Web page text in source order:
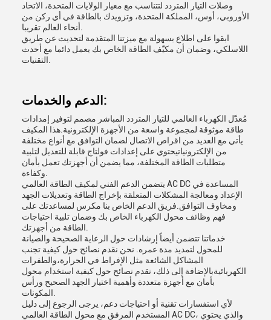
وصلات التيار المتردد لتتناسب مع معيار الولايات المتحدة، الاتحاد
الأوروبي، أوس، المملكة المتحدة، وتزويدك بالطاقة في أي ركن من
ابقوا على اطلاع بسهولة مع ميزتنا المتقدمة لتحديث عن طريق
اللاسلكي، وضمان أن مكيّف الطاقة الخاص بك يعمل دائما مع أحدث
الدعم والخدمات:
مُعدّل الكهرباء العالمي للتيار المتردد المباشر مصمم لتوفير إمدادات
طاقة موثوقة لمجموعة واسعة من الأجهزة الإلكترونية.هذا المكيف
يأتي مع العديد من اقراص الاتصال لضمان التوافق مع أنواع مختلفة
من الإلكترونياتيحتوي على إعدادات فولتاج قابلة للتعديل لتلبية
متطلبات الطاقة المختلفة، مما يضمن أن أجهزتك تعمل بأمان
يتضمن الدعم الفني لمكيف الطاقة العالمي AC DC المساعدة في
الإعداد ومعالجة المشكلات المتعلقة بإخراج الطاقة وتعديلات الجهد
ومخاوف التوافق.فريق الدعم الخاص بنا مكرس لمساعدتك على
فهم وظائف محول الكهرباء الخاص بك وضمان تلبية احتياجات
خدماتنا تتضمن أيضاً إرشادات حول الرعاية الصحيحة والصيانة
للمحول لتمديد مدة عمره. نحن نقدم نصائح حول كيفية تجنب
المشاكل الشائعة مثل الإفراط في الحرارة،والطفرات
الكهربائيةبالإضافة إلى ذلك، نقدم نصائح حول كيفية استخدام محول
بأمان مع أجهزة متعددة وأهمية اختيار الجهد الصحيح ورأس
لأي استفسارات تقنية أو احتياجات دعم، يرجى الرجوع إلى دليل
المستخدم المرفق مع محول الطاقة العالمي AC DC، والذي يحتوي